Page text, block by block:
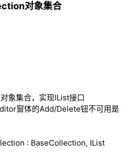
对象集合
象集合，实现IList接口
窗体的Add/Delete钮不可用是
: BaseCollection, IList